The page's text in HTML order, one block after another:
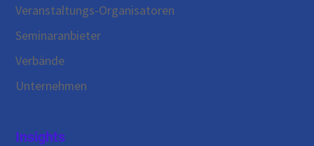
Insights
Verbände
Seminaranbieter
Veranstaltungs-Organisatoren
Unternehmen